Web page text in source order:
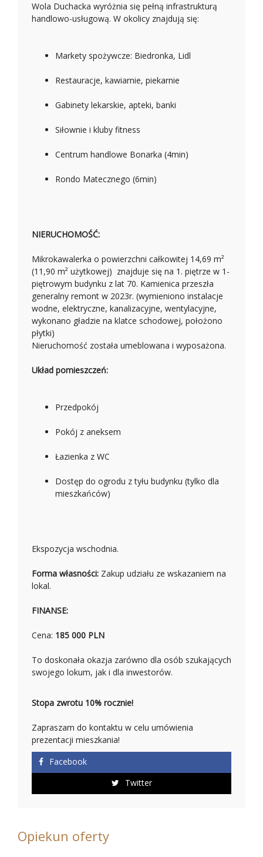
Wola Duchacka wyróżnia się pełną infrastrukturą
handlowo-usługową. W okolicy znajdują się:
Markety spożywcze: Biedronka, Lidl
Restauracje, kawiarnie, piekarnie
Gabinety lekarskie, apteki, banki
Siłownie i kluby fitness
Centrum handlowe Bonarka (4min)
Rondo Matecznego (6min)
NIERUCHOMOŚĆ:
Mikrokawalerka o powierzchni całkowitej 14,69 m²
(11,90 m² użytkowej) znajduje się na 1. piętrze w 1-
piętrowym budynku z lat 70. Kamienica przeszła
generalny remont w 2023r. (wymieniono instalacje
wodne, elektryczne, kanalizacyjne, wentylacyjne,
wykonano gładzie na klatce schodowej, położono
płytki)
Nieruchomość została umeblowana i wyposażona.
Układ pomieszczeń:
Przedpokój
Pokój z aneksem
Łazienka z WC
Dostęp do ogrodu z tyłu budynku (tylko dla
mieszkańców)
Ekspozycja wschodnia.
Forma własności: Zakup udziału ze wskazaniem na
lokal.
FINANSE:
Cena: 185 000 PLN
To doskonała okazja zarówno dla osób szukających
swojego lokum, jak i dla inwestorów.
Stopa zwrotu 10% rocznie!
Zapraszam do kontaktu w celu umówienia
prezentacji mieszkania!
Facebook
Twitter
Opiekun oferty